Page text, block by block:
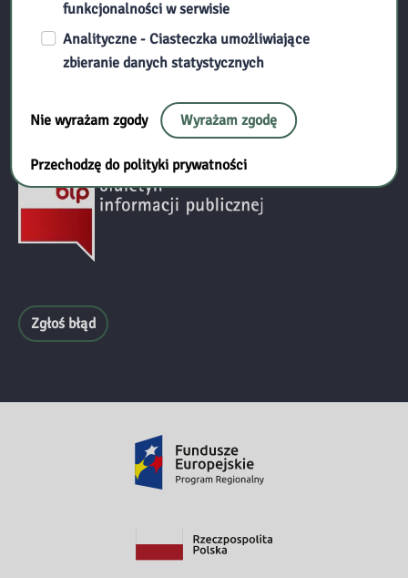
RODO
Obowiązek informacyjny dla osób kontaktujących się
Standardy Ochrony Małoletnich
Zgłoś błąd
funkcjonalności w serwisie
Analityczne - Ciasteczka umożliwiające
zbieranie danych statystycznych
Nie wyrażam zgody Wyrażam zgodę
Przechodzę do polityki prywatności